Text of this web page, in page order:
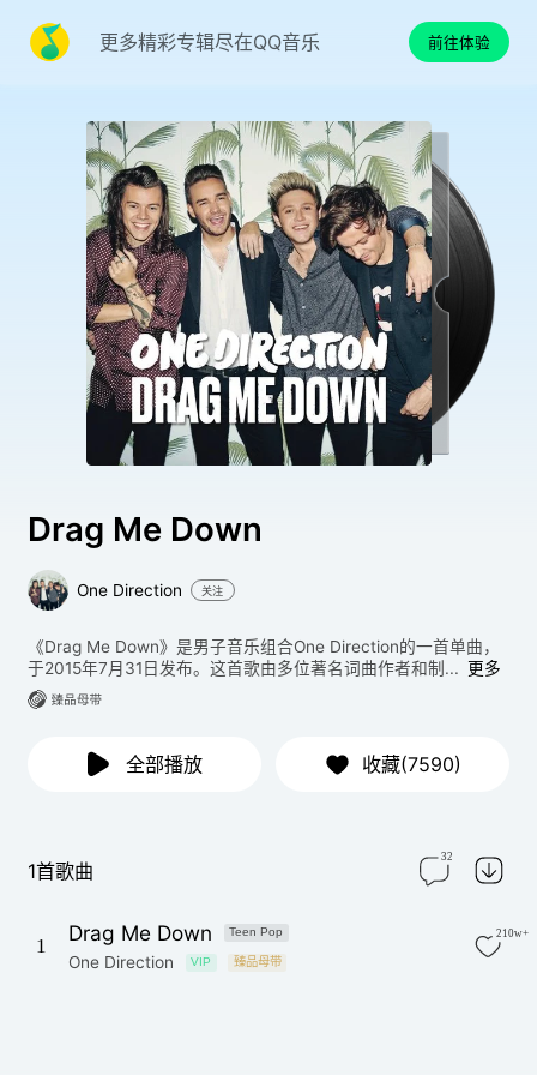
更多精彩专辑尽在QQ音乐 前往体验
Drag Me Down
One Direction 关注
《Drag Me Down》是男子音乐组合One Direction的一首单曲，
于2015年7月31日发布。这首歌由多位著名词曲作者和制... 更多
全部播放 收藏(7590)
1首歌曲
32
1
Drag Me Down Teen Pop
One Direction VIP 臻品母带
210w+